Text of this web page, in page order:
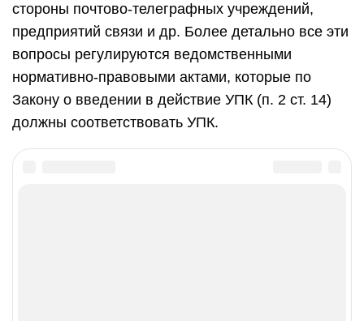
стороны почтово-телеграфных учреждений,
предприятий связи и др. Более детально все эти
вопросы регулируются ведомственными
нормативно-правовыми актами, которые по
Закону о введении в действие УПК (п. 2 ст. 14)
должны соответствовать УПК.